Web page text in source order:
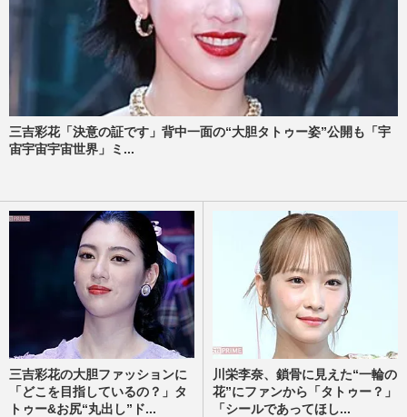
三吉彩花「決意の証です」背中一面の“大胆タトゥー姿”公開も「宇
宙宇宙宇宙世界」ミ...
三吉彩花の大胆ファッションに
「どこを目指しているの？」タ
トゥー&お尻“丸出し”ド...
川栄李奈、鎖骨に見えた“一輪の
花”にファンから「タトゥー？」
「シールであってほし...